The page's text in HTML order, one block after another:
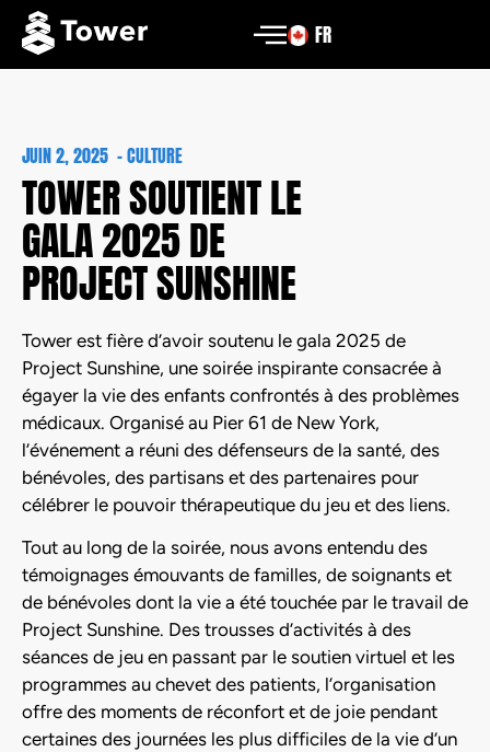
FR
JUIN 2, 2025 -CULTURE
TOWER SOUTIENT LE
GALA 2025 DE
PROJECT SUNSHINE
Tower est fière d’avoir soutenu le gala 2025 de
Project Sunshine, une soirée inspirante consacrée à
égayer la vie des enfants confrontés à des problèmes
médicaux. Organisé au Pier 61 de New York,
l’événement a réuni des défenseurs de la santé, des
bénévoles, des partisans et des partenaires pour
célébrer le pouvoir thérapeutique du jeu et des liens.
Tout au long de la soirée, nous avons entendu des
témoignages émouvants de familles, de soignants et
de bénévoles dont la vie a été touchée par le travail de
Project Sunshine. Des trousses d’activités à des
séances de jeu en passant par le soutien virtuel et les
programmes au chevet des patients, l’organisation
offre des moments de réconfort et de joie pendant
certaines des journées les plus difficiles de la vie d’un